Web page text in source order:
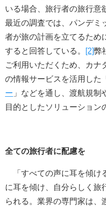
いる場合、旅行者の旅行意
最近の調査では、パンデミ
者が旅の計画を立てるため
すると回答している。
[2]弊
ご利用いただくため、カナ
の情報サービスを活用した「
ー 」などを通し、渡航規
目的としたソリューション
全ての旅行者に配慮を
「すべての声に耳を傾け
に耳を傾け、自分らしく旅
られる。業界の専門家は、